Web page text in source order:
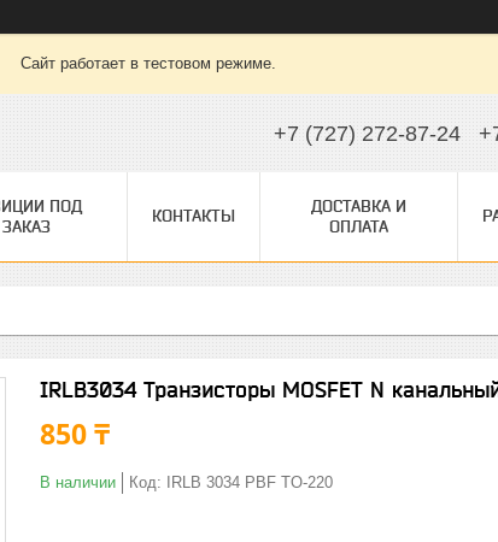
Сайт работает в тестовом режиме.
+7 (727) 272-87-24
ПОД
ЗАКАЗ
КОНТАКТЫ
ДОСТАВКА И
ОПЛАТА
IRLB3034 Транзисторы MOSFET N
850 ₸
В наличии Код: IRLB 3034 PBF TO-220